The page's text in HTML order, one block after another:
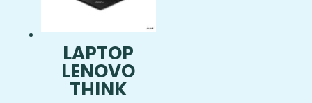
LAPTOP
LENOVO
THINK